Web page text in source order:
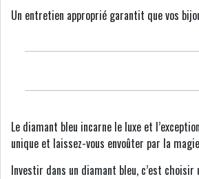
Un entretien approprié garantit que vos
Le diamant bleu incarne le luxe et
unique et laissez-vous envoûter par la
Investir dans un diamant bleu, c’est